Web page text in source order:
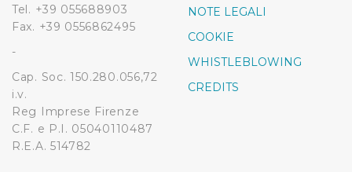
Tel. +39 055688903
Fax. +39 0556862495
-
Cap. Soc. 150.280.056,72
i.v.
Reg Imprese Firenze
C.F. e P.I. 05040110487
R.E.A. 514782
NOTE LEGALI
COOKIE
WHISTLEBLOWING
CREDITS